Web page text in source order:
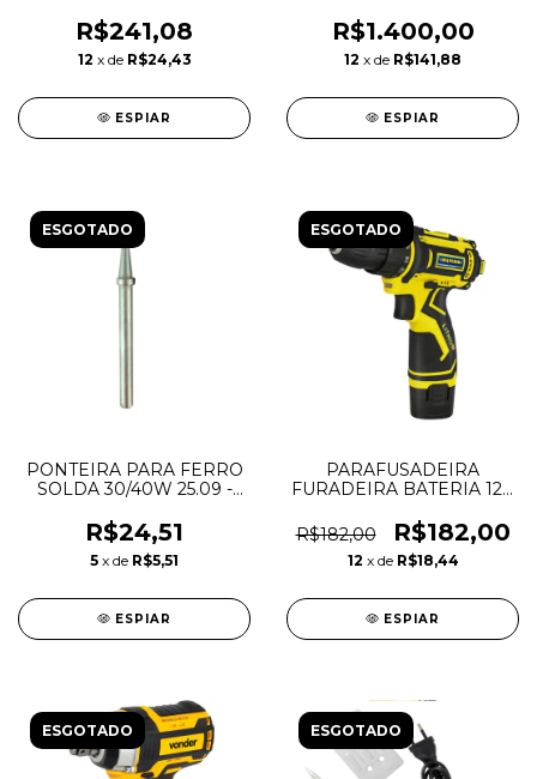
VONDER
R$241,08
12 x de R$24,43
ESPIAR
R$1.400,00
12 x de R$141,88
ESPIAR
ESGOTADO
PONTEIRA PARA FERRO
SOLDA 30/40W 25.09 -
R$24,51
5 x de R$5,51
ESPIAR
ESGOTADO
PARAFUSADEIRA
FURADEIRA BATERIA 12V
CHIAPERINI
R$182,00 R$182,00
12 x de R$18,44
ESPIAR
ESGOTADO ESGOTADO